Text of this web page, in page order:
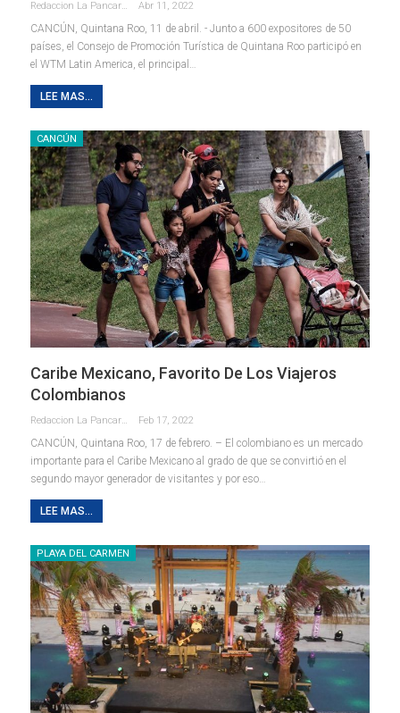
Redaccion La Pancarta De Quintana Roo Abr 11, 2022
CANCÚN, Quintana Roo, 11 de abril. - Junto a 600 expositores de 50
países, el Consejo de Promoción Turística de Quintana Roo participó en
el WTM Latin America, el principal …
LEE MAS...
CANCÚN
Caribe Mexicano, Favorito De Los Viajeros
Colombianos
Redaccion La Pancarta De Quintana Roo Feb 17, 2022
CANCÚN, Quintana Roo, 17 de febrero. – El colombiano es un mercado
importante para el Caribe Mexicano al grado de que se convirtió en el
segundo mayor generador de visitantes y por eso…
LEE MAS...
PLAYA DEL CARMEN